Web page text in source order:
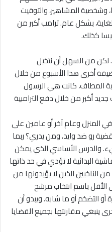
وشخصية المشاهير، والتوقيت
بشكل عام. ترامب أكبر من
كذلك.
لكن من السهل أن نتخيل
أخرى هذا الأسبوع من خلال
المطاف، كانت هي الرسول
أكبر من خلال دفع الترامبية
المنزل وعام آخر أو عامين على
رو ضد وايد، ومن يدري؟ ربما
والدرس الأساسي الذي يمكن
البدائية لا تؤدي في حد ذاتها
الناخبين الذين لا يؤيدونها من
باسم انتخاب مرشح
أو التضخم أو ما شابه. ويبدو أن
ينبغي مقارنتها بجميع القضايا